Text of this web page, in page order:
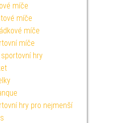
míče
míče
míče
míče
hry
hry pro nejmenší